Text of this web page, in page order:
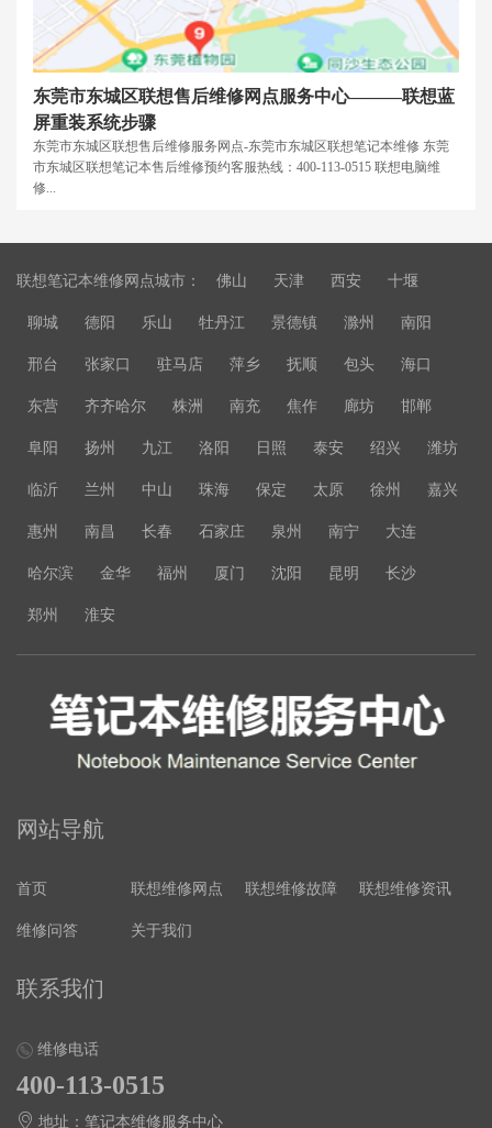
东莞市东城区联想售后维修网点服务中心———联想蓝
屏重装系统步骤
东莞市东城区联想售后维修服务网点-东莞市东城区联想笔记本维修 东莞
市东城区联想笔记本售后维修预约客服热线：400-113-0515 联想电脑维
修...
联想笔记本维修网点城市： 佛山 天津 西安 十堰
聊城 德阳 乐山 牡丹江 景德镇 滁州 南阳
邢台 张家口 驻马店 萍乡 抚顺 包头 海口
东营 齐齐哈尔 株洲 南充 焦作 廊坊 邯郸
阜阳 扬州 九江 洛阳 日照 泰安 绍兴 潍坊
临沂 兰州 中山 珠海 保定 太原 徐州 嘉兴
惠州 南昌 长春 石家庄 泉州 南宁 大连
哈尔滨 金华 福州 厦门 沈阳 昆明 长沙
郑州 淮安
网站导航
首页 联想维修网点 联想维修故障 联想维修资讯
维修问答 关于我们
联系我们
维修电话
400-113-0515
地址：笔记本维修服务中心